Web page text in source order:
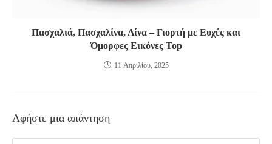
Πασχαλιά, Πασχαλίνα, Λίνα – Γιορτή με Ευχές και
Όμορφες Εικόνες Top
11 Απριλίου, 2025
Αφήστε μια απάντηση